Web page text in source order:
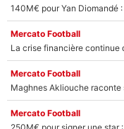
Mercato Football
Mercato Football
Mercato Football